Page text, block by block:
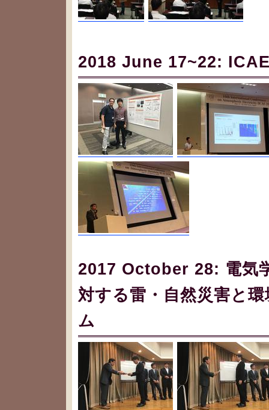
2018 June 17~22:
2017 October 28: 電気
対する雷・自然災害と
ム